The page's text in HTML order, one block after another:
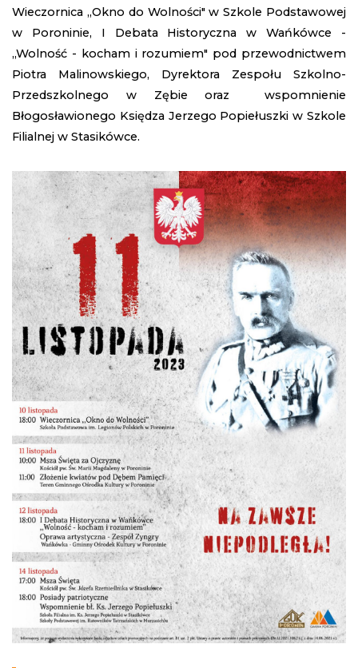
Wieczornica ,,Okno do Wolności" w Szkole Podstawowej
w Poroninie, I Debata Historyczna w Wańkówce -
,,Wolność - kocham i rozumiem" pod przewodnictwem
Piotra Malinowskiego, Dyrektora Zespołu Szkolno-
Przedszkolnego w Zębie oraz wspomnienie
Błogosławionego Księdza Jerzego Popiełuszki w Szkole
Filialnej w Stasikówce.